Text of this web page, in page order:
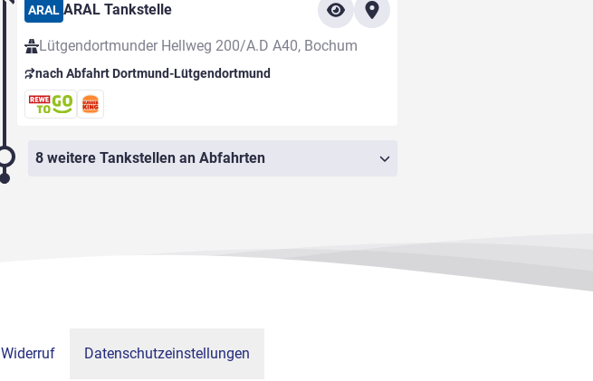
ARAL ARAL Tankstelle
Lütgendortmunder Hellweg 200/A.D A40, Bochum
nach Abfahrt Dortmund-Lütgendortmund
8 weitere Tankstellen an Abfahrten
Widerruf Datenschutzeinstellungen